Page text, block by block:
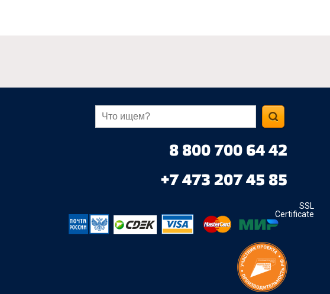
8 800 700 64 42
+7 473 207 45 85
SSL
Certificate